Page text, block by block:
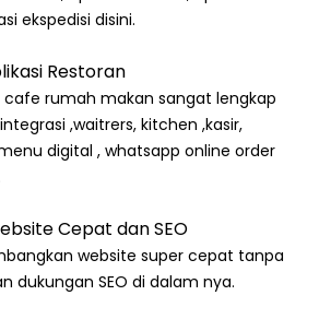
ekspedisi disini.
Restoran
cafe rumah makan sangat lengkap
,waitrers, kitchen ,kasir,
digital , whatsapp online order
Cepat dan SEO
website super cepat tanpa
dukungan SEO di dalam nya.